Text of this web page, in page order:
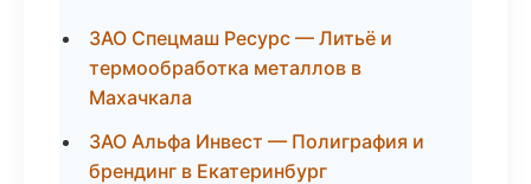
ЗАО Спецмаш Ресурс — Литьё и
термообработка металлов в
Махачкала
ЗАО Альфа Инвест — Полиграфия и
брендинг в Екатеринбург